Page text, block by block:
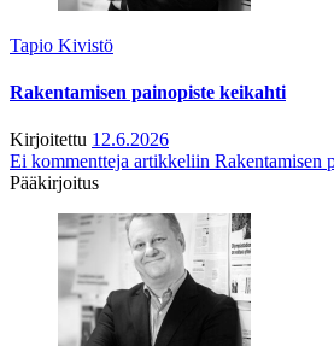
Tapio Kivistö
Rakentamisen painopiste keikahti
Kirjoitettu 12.6.2026
Ei kommentteja artikkeliin Rakentamisen
Pääkirjoitus